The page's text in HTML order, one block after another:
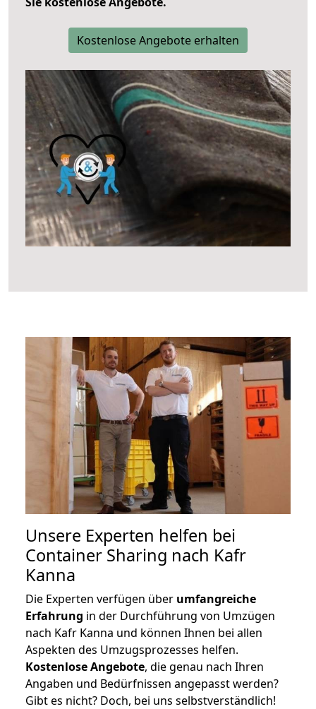
Kostenlose Angebote erhalten
Unsere Experten helfen bei
Container Sharing nach Kafr
Kanna
Die Experten verfügen über umfangreiche
Erfahrung in der Durchführung von Umzügen
nach Kafr Kanna und können Ihnen bei allen
Aspekten des Umzugsprozesses helfen.
Kostenlose Angebote, die genau nach Ihren
Angaben und Bedürfnissen angepasst werden?
Gibt es nicht? Doch, bei uns selbstverständlich!